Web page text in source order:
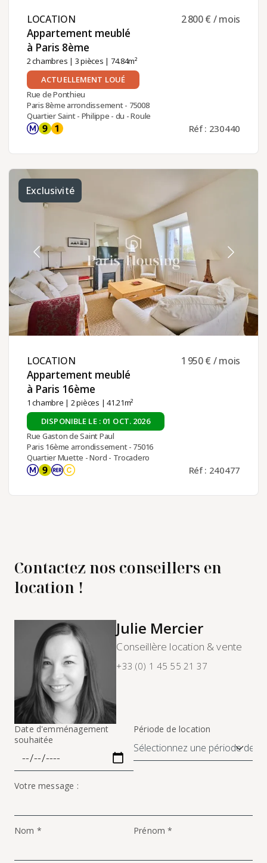
LOCATION ​
Appartement meublé
à Paris 8ème ​
2 chambres | 3 pièces | 74.84m²
2 800 € / mois
ACTUELLEMENT LOUÉ
Rue de Ponthieu
Paris 8ème arrondissement - 75008
Quartier Saint - Philippe - du - Roule
Réf : 230440
Exclusivité
LOCATION ​
Appartement meublé
à Paris 16ème ​
1 chambre | 2 pièces | 41.21m²
1 950 € / mois
DISPONIBLE LE : 01 OCT. 2026
Rue Gaston de Saint Paul
Paris 16ème arrondissement - 75016
Quartier Muette - Nord - Trocadero
Réf : 240477
Contactez nos conseillers en
location !
Julie Mercier
Conseillère location & vente
+33 (0) 1 45 55 21 37
Date d'emménagement
souhaitée
Période de location
Votre message :
Nom * Prénom *